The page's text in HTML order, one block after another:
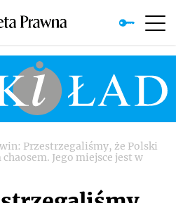
Przestrzegaliśmy, że Polski
Jego miejsce jest w